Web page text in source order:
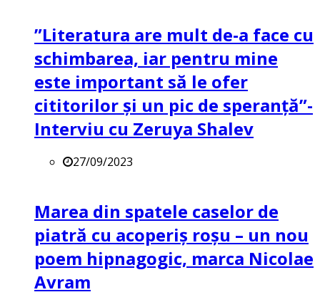
”Literatura are mult de-a face cu
schimbarea, iar pentru mine
este important să le ofer
cititorilor și un pic de speranță”-
Interviu cu Zeruya Shalev
27/09/2023
Marea din spatele caselor de
piatră cu acoperiș roșu – un nou
poem hipnagogic, marca Nicolae
Avram